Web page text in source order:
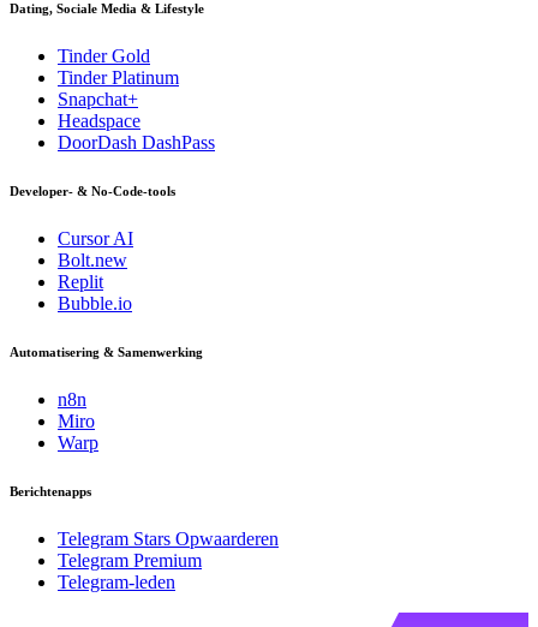
Dating, Sociale Media & Lifestyle
Tinder Gold
Tinder Platinum
Snapchat+
Headspace
DoorDash DashPass
Developer- & No-Code-tools
Cursor AI
Bolt.new
Replit
Bubble.io
Automatisering & Samenwerking
n8n
Miro
Warp
Berichtenapps
Telegram Stars Opwaarderen
Telegram Premium
Telegram-leden